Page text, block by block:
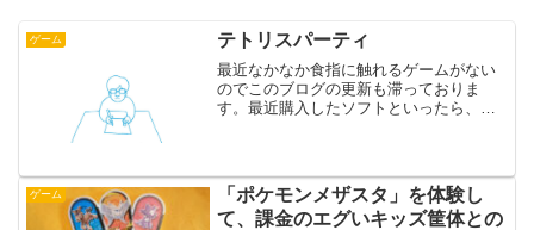
ゲーム テトリスパーティ
最近なかなか食指に触れるゲームがない
のでこのブログの更新も滞っておりま
す。最近購入したソフトといったら、Wii
テトリスがやりた...
ゲーム
「ポケモンメザスタ」を体験し
て、課金のエグいキッズ筐体との